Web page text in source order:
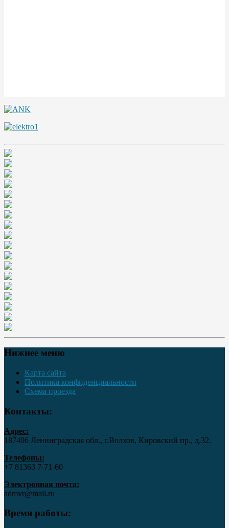
Нижнее меню
Карта сайта
Политика конфиденциальности
Схема проезда
Контакты:
Адрес:
187406 Ленинградская обл., г.Волхов, Кировский пр., д.32.
Телефоны:
+7 81363 7‑71-60
Электронная почта:
admvr@mail.ru
Время работы: